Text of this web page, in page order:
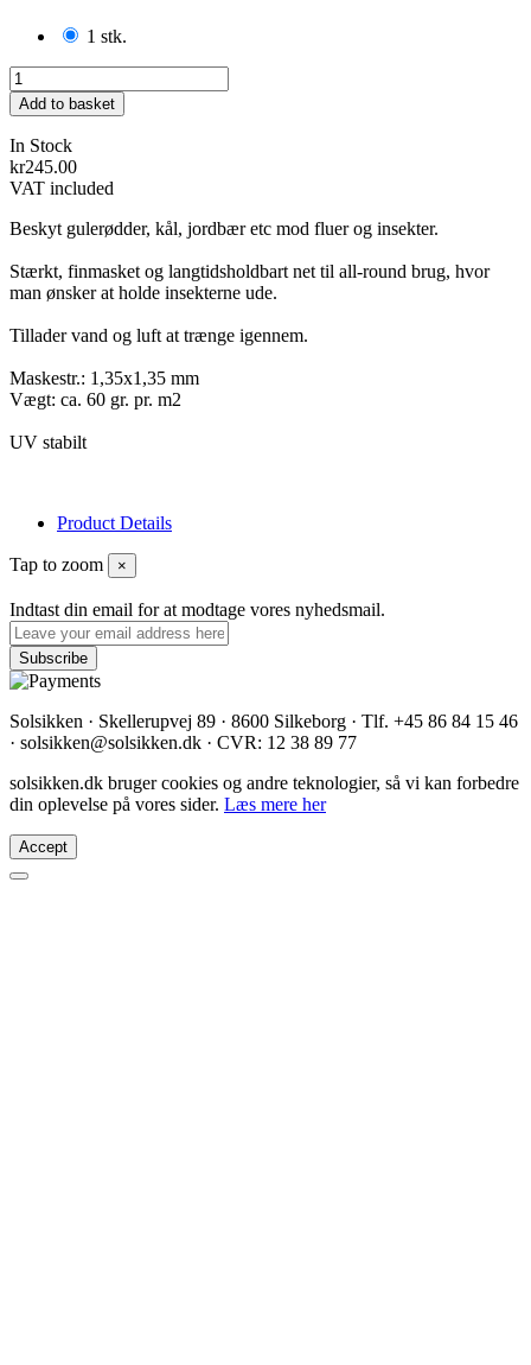
1 stk.
Add to basket
In Stock
kr245.00
VAT included
Beskyt gulerødder, kål, jordbær etc mod fluer og insekter.
Stærkt, finmasket og langtidsholdbart net til all-round brug, hvor
man ønsker at holde insekterne ude.
Tillader vand og luft at trænge igennem.
Maskestr.: 1,35x1,35 mm
Vægt: ca. 60 gr. pr. m2
UV stabilt
Product Details
Tap to zoom ×
Indtast din email for at modtage vores nyhedsmail.
Solsikken · Skellerupvej 89 · 8600 Silkeborg · Tlf. +45 86 84 15 46
· solsikken@solsikken.dk · CVR: 12 38 89 77
solsikken.dk bruger cookies og andre teknologier, så vi kan forbedre
din oplevelse på vores sider. Læs mere her
Accept